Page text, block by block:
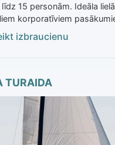
15 personām. Ideāla
korporatīviem
izbraucienu
TURAIDA